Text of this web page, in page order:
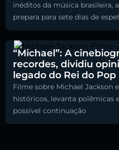
inéditos da música brasileira,
prepara para sete dias de
“Michael”: A
recordes, dividiu
legado do Rei do Pop
Filme sobre Michael Jackson
históricos, levanta polêmicas
possível continuação